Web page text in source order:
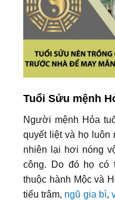
Tuổi Sửu mệnh
Người mệnh Hỏa
quyết liệt và họ luôn
nhiên lại hơi nóng
công. Do đó họ có
thuộc hành Mộc và
tiểu trâm, ngũ gia bì,